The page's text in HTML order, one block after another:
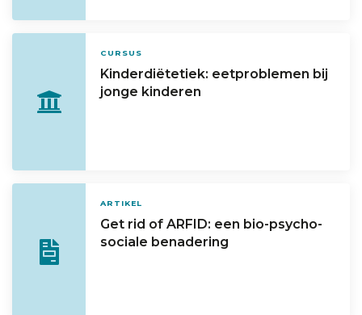
CURSUS
Kinderdiëtetiek: eetproblemen bij
jonge kinderen
ARTIKEL
Get rid of ARFID: een bio-psycho-
sociale benadering